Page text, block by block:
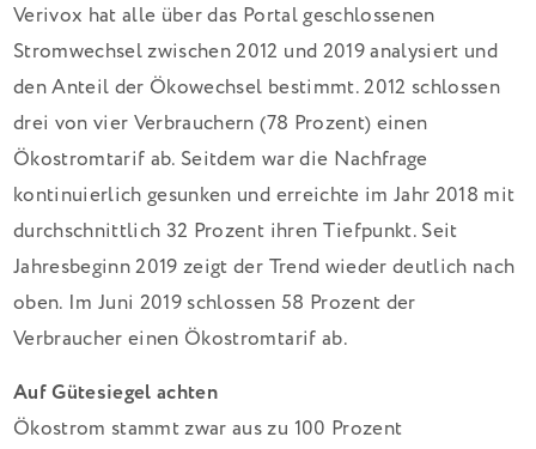
Verivox hat alle über das Portal geschlossenen
Stromwechsel zwischen 2012 und 2019 analysiert und
den Anteil der Ökowechsel bestimmt. 2012 schlossen
drei von vier Verbrauchern (78 Prozent) einen
Ökostromtarif ab. Seitdem war die Nachfrage
kontinuierlich gesunken und erreichte im Jahr 2018 mit
durchschnittlich 32 Prozent ihren Tiefpunkt. Seit
Jahresbeginn 2019 zeigt der Trend wieder deutlich nach
oben. Im Juni 2019 schlossen 58 Prozent der
Verbraucher einen Ökostromtarif ab.
Auf Gütesiegel achten
Ökostrom stammt zwar aus zu 100 Prozent